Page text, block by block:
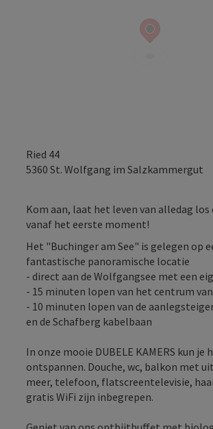
Ried 44
5360 St. Wolfgang im Salzkammergut
Kom aan, laat het leven van alledag
vanaf het eerste moment!
Het "Buchinger am See" is gelegen op
fantastische panoramische locatie
- direct aan de Wolfgangsee met een
- 15 minuten lopen van het centrum
- 10 minuten lopen van de
en de Schafberg kabelbaan
In onze mooie DUBELE KAMERS kun je
ontspannen. Douche, wc, balkon met
meer, telefoon, flatscreentelevisie,
gratis WiFi zijn inbegrepen.